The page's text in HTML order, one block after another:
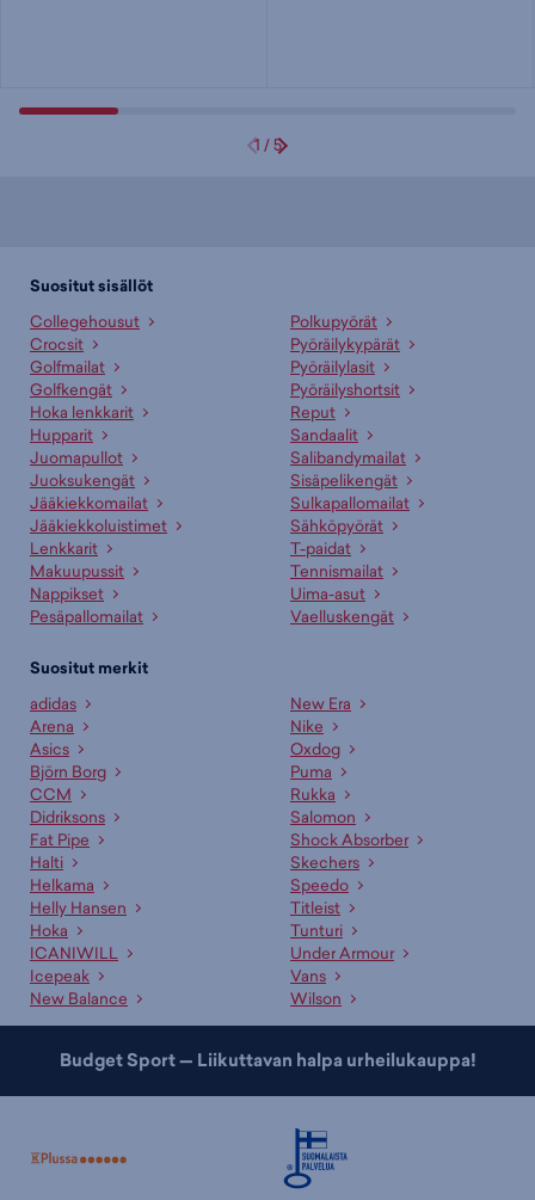
1 /5
Suositut sisällöt
Collegehousut
Crocsit
Golfmailat
Golfkengät
Hoka lenkkarit
Hupparit
Juomapullot
Juoksukengät
Jääkiekkomailat
Jääkiekkoluistimet
Lenkkarit
Makuupussit
Nappikset
Pesäpallomailat
Polkupyörät
Pyöräilykypärät
Pyöräilylasit
Pyöräilyshortsit
Reput
Sandaalit
Salibandymailat
Sisäpelikengät
Sulkapallomailat
Sähköpyörät
T-paidat
Tennismailat
Uima-asut
Vaelluskengät
Suositut merkit
adidas
Arena
Asics
Björn Borg
CCM
Didriksons
Fat Pipe
Halti
Helkama
Helly Hansen
Hoka
ICANIWILL
Icepeak
New Balance
New Era
Nike
Oxdog
Puma
Rukka
Salomon
Shock Absorber
Skechers
Speedo
Titleist
Tunturi
Under Armour
Vans
Wilson
Budget Sport — Liikuttavan halpa urheilukauppa!